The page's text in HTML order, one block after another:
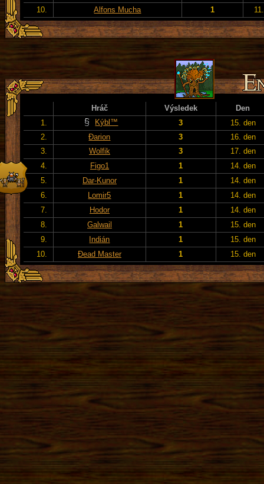
10.
Alfons Mucha 1
Hráč Výsledek
Den
1.
Kýbl™ 3
15. den
2.
Đarion 3
16. den
3.
Wolfik 3
17. den
4.
Figo1 1
14. den
5.
Dar-Kunor 1
14. den
6.
Lomir5 1
14. den
7.
Hodor 1
14. den
8.
Galwail 1
15. den
9.
Indián 1
15. den
10.
Đead Master 1 15. den